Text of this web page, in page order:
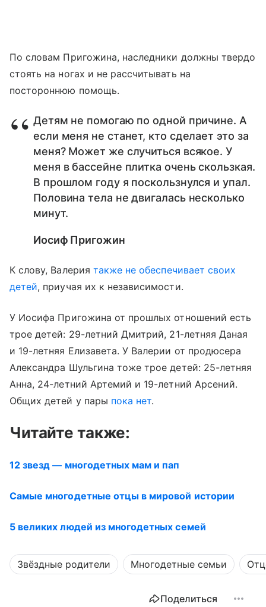
По словам Пригожина, наследники должны твердо
стоять на ногах и не рассчитывать на
постороннюю помощь.
Детям не помогаю по одной причине. А
если меня не станет, кто сделает это за
меня? Может же случиться всякое. У
меня в бассейне плитка очень скользкая.
В прошлом году я поскользнулся и упал.
Половина тела не двигалась несколько
минут.
Иосиф Пригожин
К слову, Валерия также не обеспечивает своих
детей, приучая их к независимости.
У Иосифа Пригожина от прошлых отношений есть
трое детей: 29-летний Дмитрий, 21-летняя Даная
и 19-летняя Елизавета. У Валерии от продюсера
Александра Шульгина тоже трое детей: 25-летняя
Анна, 24-летний Артемий и 19-летний Арсений.
Общих детей у пары пока нет.
Читайте также:
12 звезд — многодетных мам и пап
Самые многодетные отцы в мировой истории
5 великих людей из многодетных семей
Звёздные родители Многодетные семьи
Поделиться